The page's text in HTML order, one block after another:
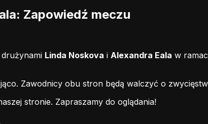
Zapowiedź meczu
Linda Noskova i Alexandra Eala w
Zawodnicy obu stron będą walczyć o
stronie. Zapraszamy do oglądania!